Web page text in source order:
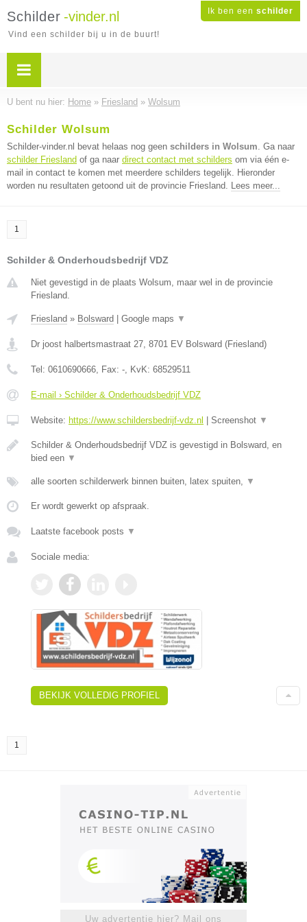
Ik ben een schilder
Schilder -vinder.nl
Vind een schilder bij u in de buurt!
U bent nu hier: Home » Friesland » Wolsum
Schilder Wolsum
Schilder-vinder.nl bevat helaas nog geen schilders in Wolsum. Ga naar
schilder Friesland of ga naar direct contact met schilders om via één e-
mail in contact te komen met meerdere schilders tegelijk. Hieronder
worden nu resultaten getoond uit de provincie Friesland. Lees meer...
1
Schilder & Onderhoudsbedrijf VDZ
Niet gevestigd in de plaats Wolsum, maar wel in de provincie
Friesland.
Friesland » Bolsward Google maps ▼
Dr joost halbertsmastraat 27, 8701 EV Bolsward (Friesland)
Tel: 0610690666, Fax: -, KvK: 68529511
E-mail › Schilder & Onderhoudsbedrijf VDZ
Website: https://www.schildersbedrijf-vdz.nl Screenshot ▼
Schilder & Onderhoudsbedrijf VDZ is gevestigd in Bolsward, en
bied een ▼
alle soorten schilderwerk binnen buiten, latex spuiten, ▼
Er wordt gewerkt op afspraak.
Laatste facebook posts ▼
Sociale media:
BEKIJK VOLLEDIG PROFIEL
1
Uw advertentie hier? Mail ons